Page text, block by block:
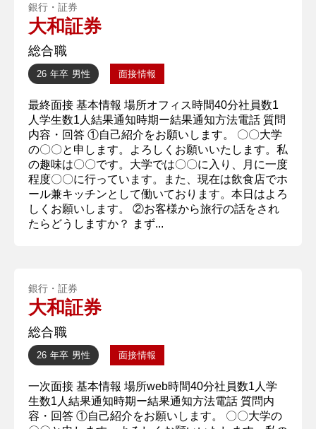
銀行・証券
大和証券
総合職
26 年卒 男性 面接情報
最終面接 基本情報 場所オフィス時間40分社員数1
人学生数1人結果通知時期ー結果通知方法電話 質問
内容・回答 ①自己紹介をお願いします。 〇〇大学
の〇〇と申します。よろしくお願いいたします。私
の趣味は〇〇です。大学では〇〇に入り、月に一度
程度〇〇に行っています。また、現在は飲食店でホ
ール兼キッチンとして働いております。本日はよろ
しくお願いします。 ②お客様から旅行の話をされ
たらどうしますか？ まず...
銀行・証券
大和証券
総合職
26 年卒 男性 面接情報
一次面接 基本情報 場所web時間40分社員数1人学
生数1人結果通知時期ー結果通知方法電話 質問内
容・回答 ①自己紹介をお願いします。 〇〇大学の